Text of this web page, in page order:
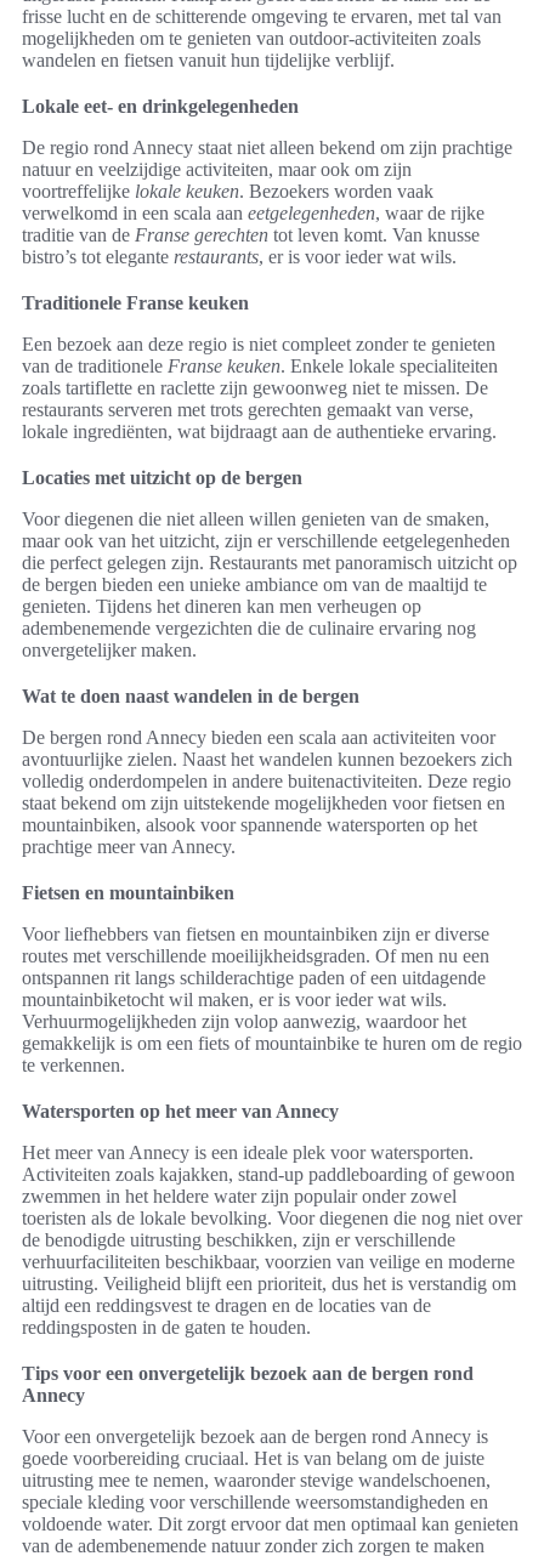
frisse lucht en de schitterende omgeving te ervaren, met tal van
mogelijkheden om te genieten van outdoor-activiteiten zoals
wandelen en fietsen vanuit hun tijdelijke verblijf.
Lokale eet- en drinkgelegenheden
De regio rond Annecy staat niet alleen bekend om zijn prachtige
natuur en veelzijdige activiteiten, maar ook om zijn
voortreffelijke lokale keuken. Bezoekers worden vaak
verwelkomd in een scala aan eetgelegenheden, waar de rijke
traditie van de Franse gerechten tot leven komt. Van knusse
bistro’s tot elegante restaurants, er is voor ieder wat wils.
Traditionele Franse keuken
Een bezoek aan deze regio is niet compleet zonder te genieten
van de traditionele Franse keuken. Enkele lokale specialiteiten
zoals tartiflette en raclette zijn gewoonweg niet te missen. De
restaurants serveren met trots gerechten gemaakt van verse,
lokale ingrediënten, wat bijdraagt aan de authentieke ervaring.
Locaties met uitzicht op de bergen
Voor diegenen die niet alleen willen genieten van de smaken,
maar ook van het uitzicht, zijn er verschillende eetgelegenheden
die perfect gelegen zijn. Restaurants met panoramisch uitzicht op
de bergen bieden een unieke ambiance om van de maaltijd te
genieten. Tijdens het dineren kan men verheugen op
adembenemende vergezichten die de culinaire ervaring nog
onvergetelijker maken.
Wat te doen naast wandelen in de bergen
De bergen rond Annecy bieden een scala aan activiteiten voor
avontuurlijke zielen. Naast het wandelen kunnen bezoekers zich
volledig onderdompelen in andere buitenactiviteiten. Deze regio
staat bekend om zijn uitstekende mogelijkheden voor fietsen en
mountainbiken, alsook voor spannende watersporten op het
prachtige meer van Annecy.
Fietsen en mountainbiken
Voor liefhebbers van fietsen en mountainbiken zijn er diverse
routes met verschillende moeilijkheidsgraden. Of men nu een
ontspannen rit langs schilderachtige paden of een uitdagende
mountainbiketocht wil maken, er is voor ieder wat wils.
Verhuurmogelijkheden zijn volop aanwezig, waardoor het
gemakkelijk is om een fiets of mountainbike te huren om de regio
te verkennen.
Watersporten op het meer van Annecy
Het meer van Annecy is een ideale plek voor watersporten.
Activiteiten zoals kajakken, stand-up paddleboarding of gewoon
zwemmen in het heldere water zijn populair onder zowel
toeristen als de lokale bevolking. Voor diegenen die nog niet over
de benodigde uitrusting beschikken, zijn er verschillende
verhuurfaciliteiten beschikbaar, voorzien van veilige en moderne
uitrusting. Veiligheid blijft een prioriteit, dus het is verstandig om
altijd een reddingsvest te dragen en de locaties van de
reddingsposten in de gaten te houden.
Tips voor een onvergetelijk bezoek aan de bergen rond
Annecy
Voor een onvergetelijk bezoek aan de bergen rond Annecy is
goede voorbereiding cruciaal. Het is van belang om de juiste
uitrusting mee te nemen, waaronder stevige wandelschoenen,
speciale kleding voor verschillende weersomstandigheden en
voldoende water. Dit zorgt ervoor dat men optimaal kan genieten
van de adembenemende natuur zonder zich zorgen te maken